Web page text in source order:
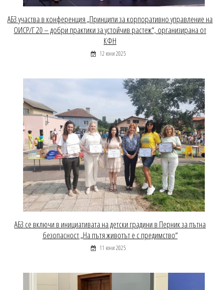
АБЗ участва в конференция „Принципи за корпоративно управление на
ОИСР/Г 20 – добри практики за устойчив растеж“, организирана от
КФН
12 юни 2025
АБЗ се включи в инициативата на детски градини в Перник за пътна
безопасност „На пътя животът е с предимство“
11 юни 2025